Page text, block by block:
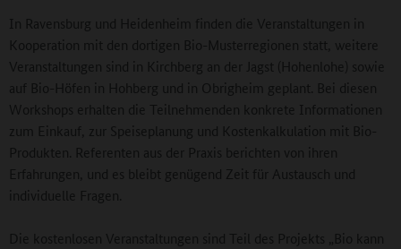
In Ravensburg und Heidenheim finden die Veranstaltungen in
Kooperation mit den dortigen Bio-Musterregionen statt, weitere
Veranstaltungen sind in Kirchberg an der Jagst (Hohenlohe) sowie
auf Bio-Höfen in Hohberg und in Obrigheim geplant. Bei diesen
Workshops erhalten die Teilnehmenden konkrete Informationen
zum Einkauf, zur Speiseplanung und Kostenkalkulation mit Bio-
Produkten. Referenten aus der Praxis berichten von ihren
Erfahrungen, und es bleibt genügend Zeit für Austausch und
individuelle Fragen.
Die kostenlosen Veranstaltungen sind Teil des Projekts „Bio kann